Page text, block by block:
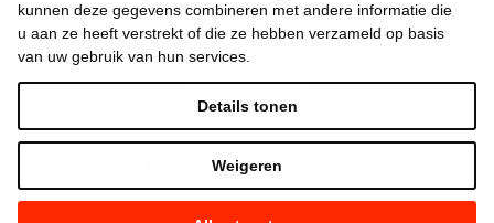
kunnen deze gegevens combineren met andere informatie die
u aan ze heeft verstrekt of die ze hebben verzameld op basis
van uw gebruik van hun services.
Weigeren
Details tonen
Laatste nieuws